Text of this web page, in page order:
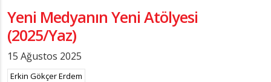
Yeni Medyanın Yeni Atölyesi
(2025/Yaz)
15 Ağustos 2025
Erkin Gökçer Erdem